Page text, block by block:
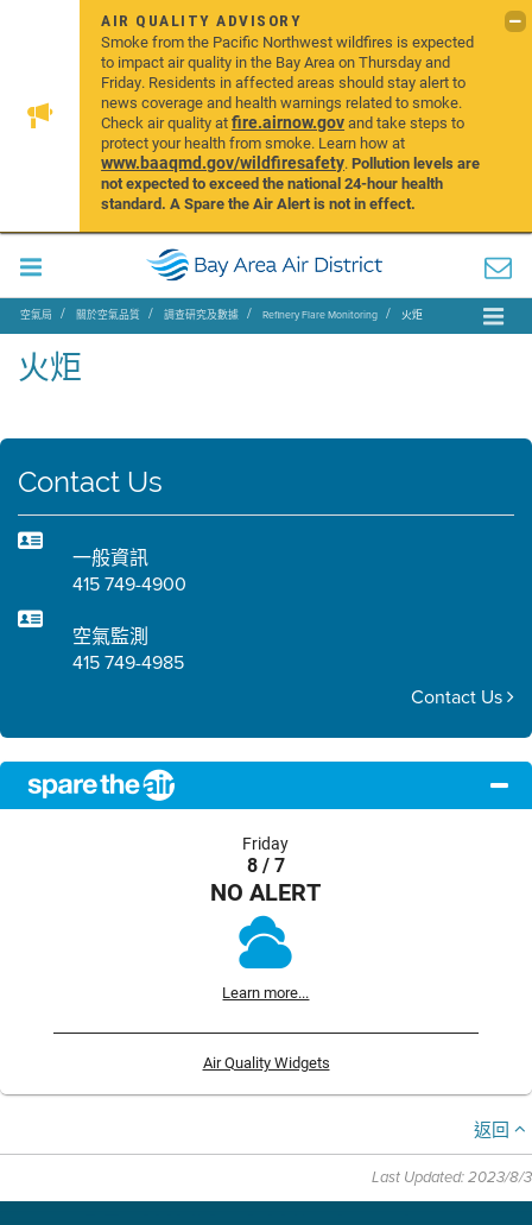
AIR QUALITY ADVISORY
Smoke from the Pacific Northwest wildfires is expected
to impact air quality in the Bay Area on Thursday and
Friday. Residents in affected areas should stay alert to
news coverage and health warnings related to smoke.
Check air quality atfire.airnow.govand take steps to
protect your health from smoke. Learn how at
www.baaqmd.gov/wildfiresafety.Pollution levels are
not expected to exceed the national 24-hour health
standard. A Spare the Air Alert is not in effect.
空氣局 關於空氣品質 調查研究及數據 Refinery Flare Monitoring 火炬
火炬
Contact Us
一般資訊
415 749-4900
空氣監測
415 749-4985
Contact Us
Friday
8 / 7
NO ALERT
Learn more...
Air Quality Widgets
返回
Last Updated: 2023/8/3